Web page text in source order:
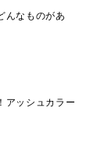
んなものがあ
アッシュカラー